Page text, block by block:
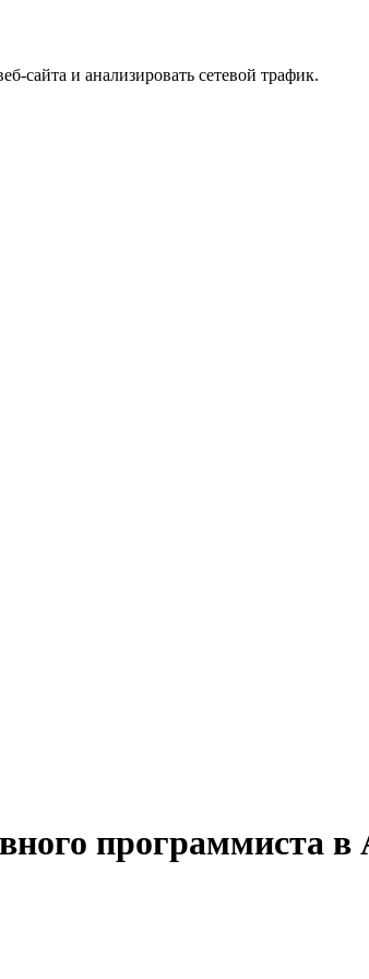
сайта и анализировать сетевой трафик.
программиста в